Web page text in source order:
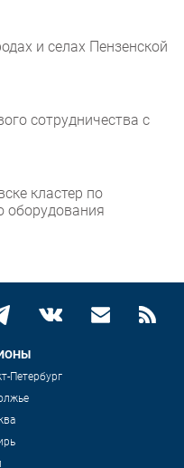
и селах Пензенской
сотрудничества с
кластер по
оборудования
Петербург